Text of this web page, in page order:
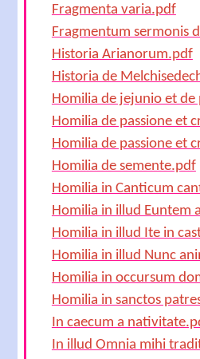
Fragmenta varia.pdf
Fragmentum sermonis
Historia Arianorum.pdf
Historia de
Homilia de jejunio et de
Homilia de passione et
Homilia de passione et
Homilia de semente.pdf
Homilia in Canticum
Homilia in illud Euntem
Homilia in illud Ite in
Homilia in illud Nunc
Homilia in occursum
Homilia in sanctos
In caecum a
In illud Omnia mihi